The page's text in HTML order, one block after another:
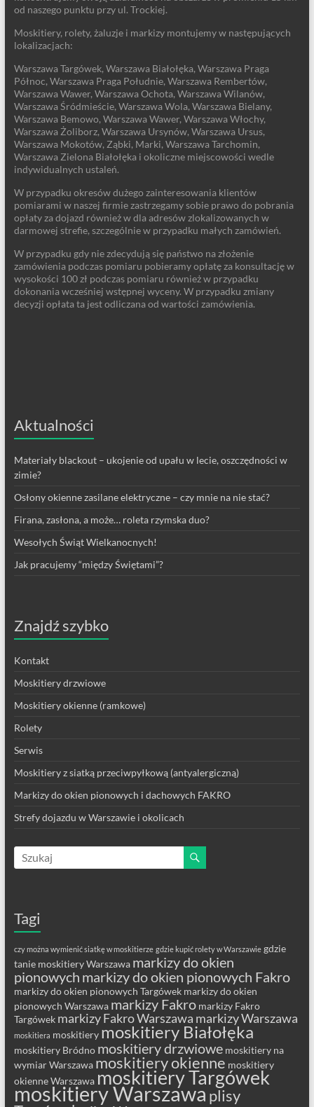
od naszego punktu przy ul. Trockiej.
Moskitiery, rolety, żaluzje i markizy montujemy w następujących
lokalizacjach:
Warszawa Targówek, Warszawa Białołęka, Warszawa Praga
Północ, Warszawa Praga Południe, Warszawa Rembertów,
Warszawa Wawer, Warszawa Ochota, Warszawa Wilanów,
Warszawa Śródmieście, Warszawa Wola, Warszawa Bielany,
Warszawa Bemowo, Warszawa Wawer, Warszawa Włochy,
Warszawa Żoliborz, Warszawa Ursynów, Warszawa Ursus,
Warszawa Mokotów, Ząbki, Marki, Warszawa Tarchomin,
Warszawa Zielona Białołęka i okoliczne miejscowości wedle
indywidualnych ustaleń.
W przypadku okresów dużego zainteresowania klientów
pomiarami w naszej firmie zastrzegamy sobie prawo do pobrania
opłaty za dojazd również w dla adresów zlokalizowanych w
darmowej strefie, szczególnie w przypadku małych zamówień.
W przypadku gdy nie zdecydują się państwo na złożenie
zamówienia podczas pomiaru pobieramy opłatę za konsultację w
wysokości 100 zł podczas pomiaru również w przypadku
dokonania wcześniej wstępnej wyceny. W przypadku zmiany
decyzji opłata ta jest odliczana od wartości zamówienia.
Aktualności
Materiały blackout – ukojenie od upału w lecie, oszczędności w
zimie?
Osłony okienne zasilane elektryczne – czy mnie na nie stać?
Firana, zasłona, a może… roleta rzymska duo?
Wesołych Świąt Wielkanocnych!
Jak pracujemy “między Świętami”?
Znajdź szybko
Kontakt
Moskitiery drzwiowe
Moskitiery okienne (ramkowe)
Rolety
Serwis
Moskitiery z siatką przeciwpyłkową (antyalergiczną)
Markizy do okien pionowych i dachowych FAKRO
Strefy dojazdu w Warszawie i okolicach
Tagi
czy można wymienić siatkę w moskitierze gdzie kupić rolety w Warszawie gdzie
tanie moskitiery Warszawa markizy do okien
pionowych markizy do okien pionowych Fakro
markizy do okien pionowych Targówek markizy do okien
pionowych Warszawa markizy Fakro markizy Fakro
Targówek markizy Fakro Warszawa markizy Warszawa
moskitiera moskitiery moskitiery Białołęka
moskitiery Bródno moskitiery drzwiowe moskitiery na
wymiar Warszawa moskitiery okienne moskitiery
okienne Warszawa moskitiery Targówek
moskitiery Warszawaplisy